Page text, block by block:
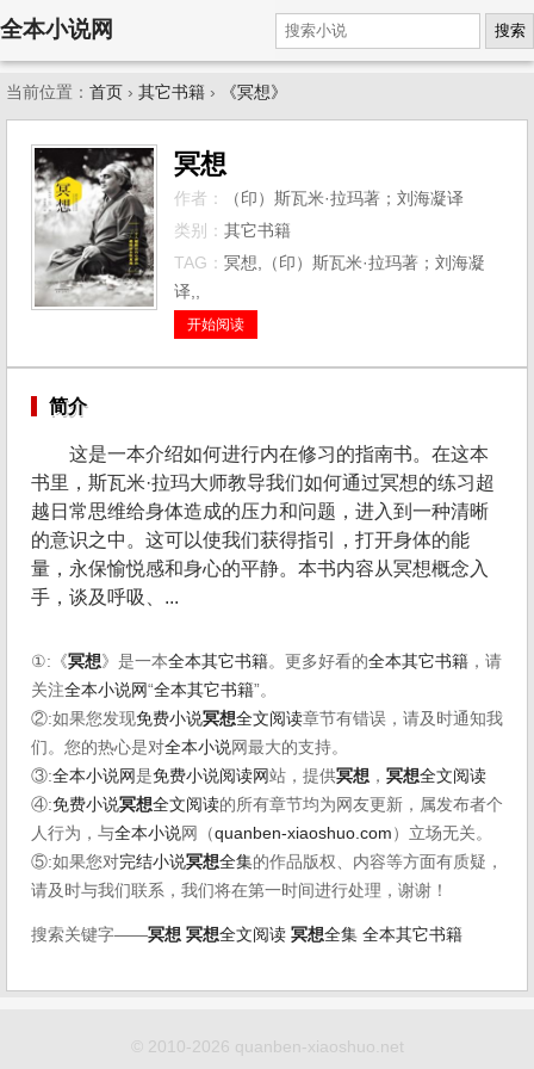
全本小说网 搜索
当前位置： 首页 › 其它书籍 › 《冥想》
冥想
作者：
（印）斯瓦米·拉玛著；刘海凝译
类别： 其它书籍
TAG： 冥想,（印）斯瓦米·拉玛著；刘海凝
译,,
开始阅读
简介
这是一本介绍如何进行内在修习的指南书。在这本
书里，斯瓦米·拉玛大师教导我们如何通过冥想的练习超
越日常思维给身体造成的压力和问题，进入到一种清晰
的意识之中。这可以使我们获得指引，打开身体的能
量，永保愉悦感和身心的平静。本书内容从冥想概念入
手，谈及呼吸、...
①:《冥想》是一本全本其它书籍。更多好看的全本其它书籍 ，请
关注全本小说网“全本其它书籍”。
②:如果您发现免费小说冥想全文阅读章节有错误，请及时通知我
们。您的热心是对全本小说网最大的支持。
③:全本小说网是免费小说阅读网站，提供冥想 ， 冥想全文阅读
④:免费小说冥想全文阅读的所有章节均为网友更新，属发布者个
人行为，与全本小说网（quanben-xiaoshuo.com ）立场无关。
⑤:如果您对完结小说冥想全集的作品版权、内容等方面有质疑，
请及时与我们联系，我们将在第一时间进行处理，谢谢！
搜索关键字——冥想 冥想全文阅读 冥想全集 全本其它书籍
© 2010-2026 quanben-xiaoshuo.net